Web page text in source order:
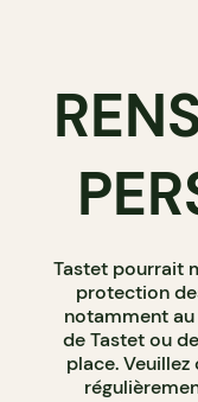
Tastet pourrait
protection
notamment
de Tastet ou
place.